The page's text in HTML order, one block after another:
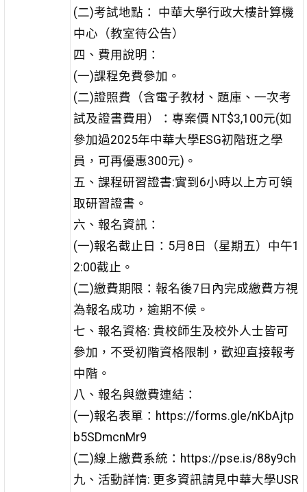
(二)考試地點： 中華大學行政大樓計算機
中心（教室待公告）
四、費用說明：
(一)課程免費參加。
(二)證照費（含電子教材、題庫、一次考
試及證書費用）：專案價 NT$3,100元(如
參加過2025年中華大學ESG初階班之學
員，可再優惠300元)。
五、課程研習證書:實到6小時以上方可領
取研習證書。
六、報名資訊：
(一)報名截止日：5月8日（星期五）中午1
2:00截止。
(二)繳費期限：報名後7日內完成繳費方視
為報名成功，逾期不候。
七、報名資格: 貴校師生及校外人士皆可
參加，不受初階資格限制，歡迎直接報考
中階。
八、報名與繳費連結：
(一)報名表單：https://forms.gle/nKbAjtp
b5SDmcnMr9
(二)線上繳費系統：https://pse.is/88y9ch
九、活動詳情: 更多資訊請見中華大學USR